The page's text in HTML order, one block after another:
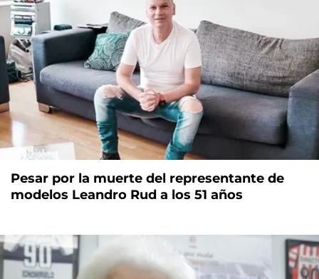
Pesar por la muerte del representante de
modelos Leandro Rud a los 51 años